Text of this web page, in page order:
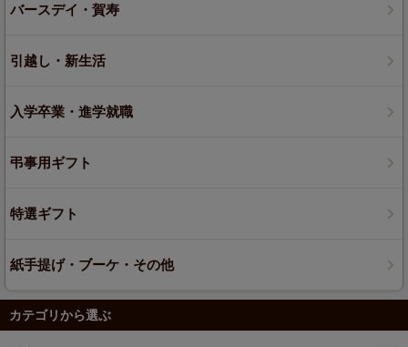
バースデイ・賀寿
引越し・新生活
入学卒業・進学就職
弔事用ギフト
特選ギフト
紙手提げ・ブーケ・その他
カテゴリから選ぶ